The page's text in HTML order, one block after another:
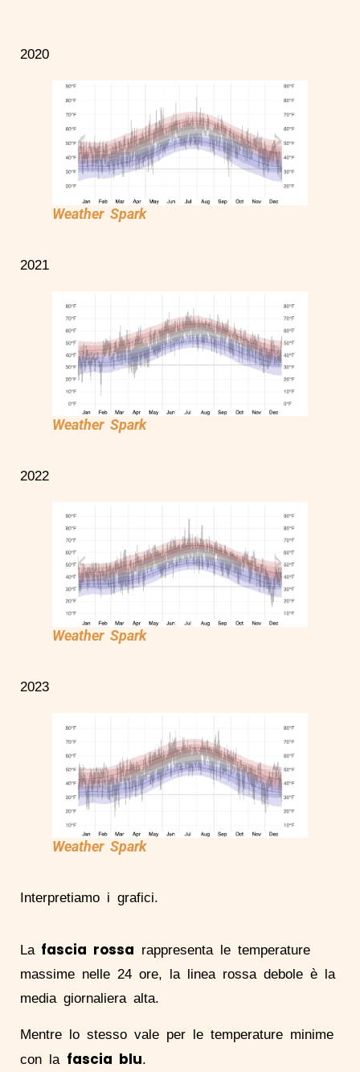
2020
Weather Spark
2021
Weather Spark
2022
Weather Spark
2023
Weather Spark
Interpretiamo i grafici.
Lafascia rossa rappresenta le temperature
massime nelle 24 ore, la linea rossa debole è la
media giornaliera alta.
Mentre lo stesso vale per le temperature minime
con la fascia blu.